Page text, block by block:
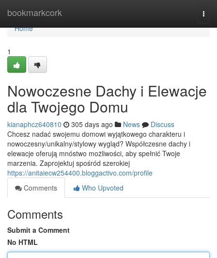
bookmarkcork
Home
Home
1
Nowoczesne Dachy i Elewacje
dla Twojego Domu
kianaphcz640810 305 days ago News
Discuss
Chcesz nadać swojemu domowi wyjątkowego charakteru i
nowoczesny/unikalny/stylowy wygląd? Współczesne dachy i
elewacje oferują mnóstwo możliwości, aby spełnić Twoje
marzenia. Zaprojektuj spośród szerokiej
https://anitaiecw254400.bloggactivo.com/profile
Comments
Who Upvoted
Comments
Submit a Comment
No HTML